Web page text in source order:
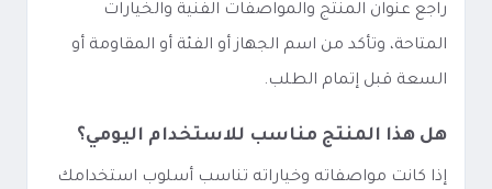
راجع عنوان المنتج والمواصفات الفنية والخيارات
المتاحة، وتأكد من اسم الجهاز أو الفئة أو المقاومة أو
السعة قبل إتمام الطلب.
هل هذا المنتج مناسب للاستخدام اليومي؟
إذا كانت مواصفاته وخياراته تناسب أسلوب استخدامك